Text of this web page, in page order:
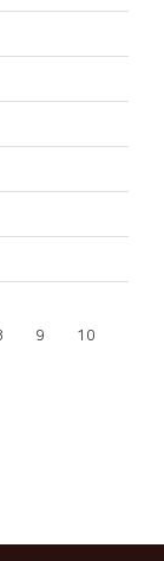
9 10